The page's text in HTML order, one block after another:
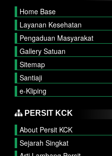
Home Base
Layanan Kesehatan
Pengaduan Masyarakat
Gallery Satuan
Sitemap
Santiaji
e-Kliping
PERSIT KCK
About Persit KCK
Sejarah Singkat